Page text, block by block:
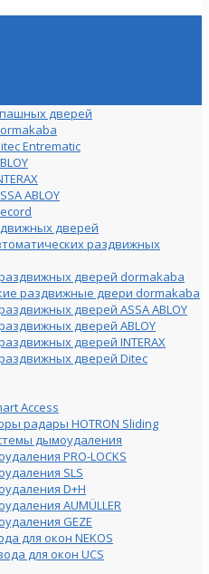
дверей
Entrematic
ABLOY
дверей
раздвижных
дверей dormakaba
раздвижные двери dormakaba
дверей ASSA ABLOY
дверей ABLOY
дверей INTERAX
дверей Ditec
Access
радары HOTRON Sliding
дымоудаления
PRO-LOCKS
SLS
D+H
AUMÜLLER
GEZE
для окон NEKOS
для окон UСS